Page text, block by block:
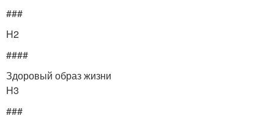
###
H2
####
Здоровый образ жизни
H3
###